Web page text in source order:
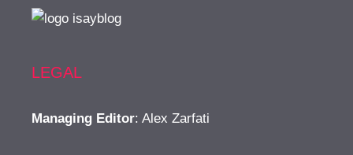
LEGAL
Managing Editor: Alex Zarfati